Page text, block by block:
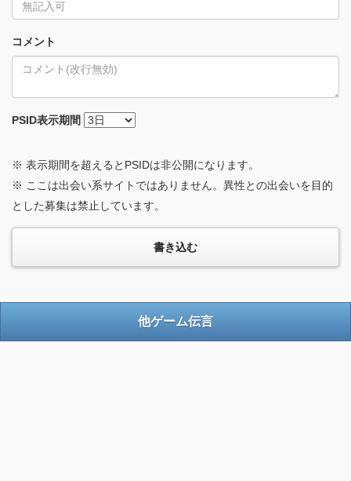
コメント
PSID表示期間
※ 表示期間を超えるとPSIDは非公開になります。
※ ここは出会い系サイトではありません。異性との出会いを目的
とした募集は禁止しています。
他ゲーム伝言